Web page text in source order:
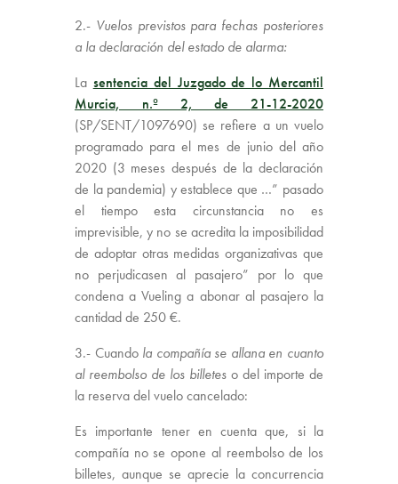
2.- Vuelos previstos para fechas posteriores
a la declaración del estado de alarma:
La sentencia del Juzgado de lo Mercantil
Murcia, n.º 2, de 21-12-2020
(SP/SENT/1097690) se refiere a un vuelo
programado para el mes de junio del año
2020 (3 meses después de la declaración
de la pandemia) y establece que …” pasado
el tiempo esta circunstancia no es
imprevisible, y no se acredita la imposibilidad
de adoptar otras medidas organizativas que
no perjudicasen al pasajero” por lo que
condena a Vueling a abonar al pasajero la
cantidad de 250 €.
3.- Cuando la compañía se allana en cuanto
al reembolso de los billetes o del importe de
la reserva del vuelo cancelado:
Es importante tener en cuenta que, si la
compañía no se opone al reembolso de los
billetes, aunque se aprecie la concurrencia